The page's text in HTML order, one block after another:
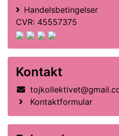
Handelsbetingelser
CVR: 45557375
Kontakt
Kontaktformular